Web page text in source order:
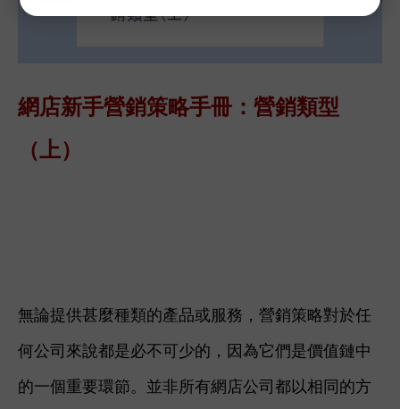
網店新手營銷策略手冊：營銷類型
（上）
無論提供甚麼種類的產品或服務，營銷策略對於任
何公司來說都是必不可少的，因為它們是價值鏈中
的一個重要環節。並非所有網店公司都以相同的方